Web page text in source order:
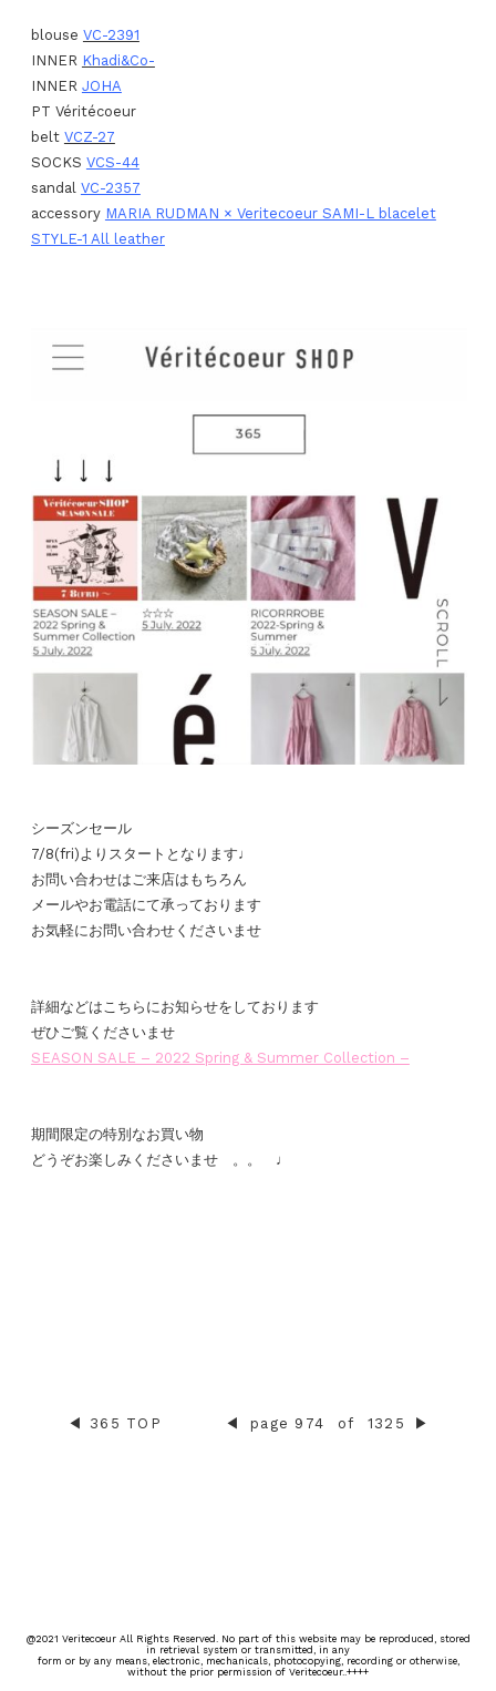
blouse VC-2391
INNER Khadi&Co-
INNER JOHA
PT Véritécoeur
belt VCZ-27
SOCKS VCS-44
sandal VC-2357
accessory MARIA RUDMAN × Veritecoeur SAMI-L blacelet
STYLE-1 All leather
シーズンセール
7/8(fri)よりスタートとなります♩
お問い合わせはご来店はもちろん
メールやお電話にて承っております
お気軽にお問い合わせくださいませ
詳細などはこちらにお知らせをしております
ぜひご覧くださいませ
SEASON SALE – 2022 Spring & Summer Collection –
期間限定の特別なお買い物
どうぞお楽しみくださいませ 。。 ♩
◀︎ 365 TOP ◀︎ page 974 of 1325 ▶︎
@2021 Veritecoeur All Rights Reserved. No part of this website may be reproduced, stored
in retrieval system or transmitted, in any
form or by any means, electronic, mechanicals, photocopying, recording or otherwise,
without the prior permission of Veritecoeur..++++